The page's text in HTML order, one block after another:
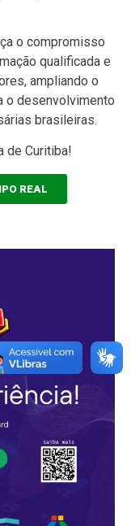
o compromisso
qualificada e
ampliando o
o desenvolvimento
brasileiras.
de Curitiba!
REAL